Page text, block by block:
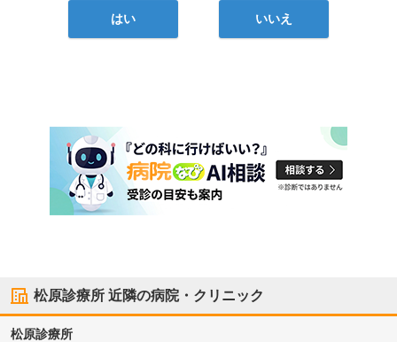
はい いいえ
松原診療所 近隣の病院・クリニック
松原診療所